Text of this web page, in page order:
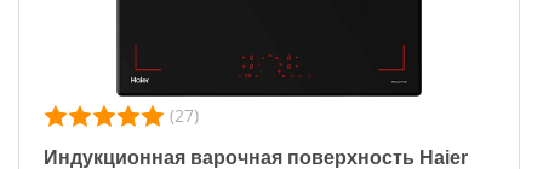
(27)
Индукционная варочная поверхность Haier